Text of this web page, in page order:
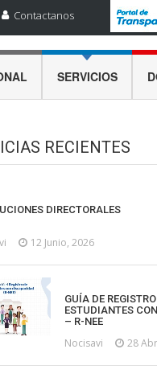
Contactanos
SERVICIOS
RECIENTES
DIRECTORALES
12 Junio, 2026
GUÍA DE
ESTUDIANTES
– R-NEE
Nocisavi 28